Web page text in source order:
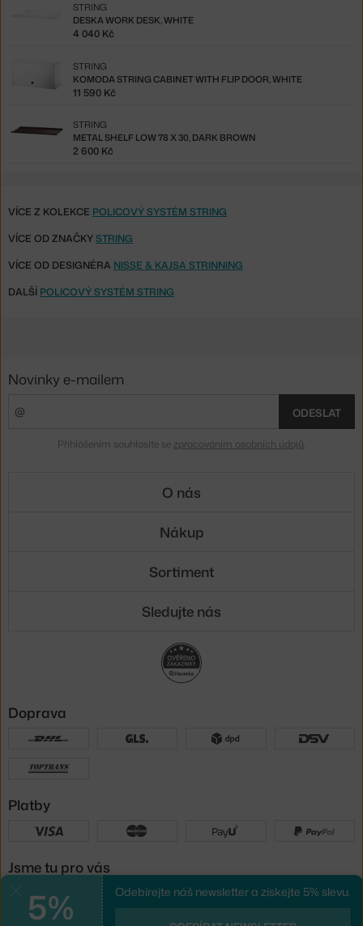
DESKA WORK DESK, WHITE
STRING
4 040 Kč
KOMODA STRING CABINET WITH FLIP DOOR, WHITE
STRING
11 590 Kč
METAL SHELF LOW 78 X 30, DARK BROWN
STRING
2 600 Kč
VÍCE Z KOLEKCE POLICOVÝ SYSTÉM STRING
VÍCE OD ZNAČKYSTRING
VÍCE OD DESIGNÉRA NISSE & KAJSA STRINNING
DALŠÍ POLICOVÝ SYSTÉM STRING
5% Odebírejte náš newsletter a získejte 5% slevu.
Novinky e-mailem
ODESLAT
Přihlášením souhlasíte se zpracováním osobních údajů
O nás
Nákup
Sortiment
Sledujte nás
Doprava
Platby
Jsme tu pro vás